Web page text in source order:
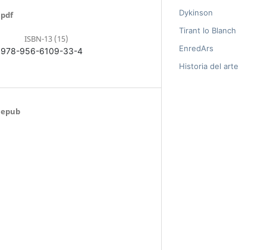
pdf
ISBN-13 (15)
978-956-6109-33-4
epub
Dykinson
Tirant lo Blanch
EnredArs
Historia del arte